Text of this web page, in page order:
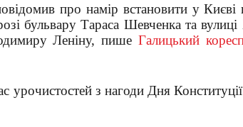
про намір встановити у Києві
бульвару Тараса Шевченка та
Леніну, пише Галицький
з нагоди Дня Конституції